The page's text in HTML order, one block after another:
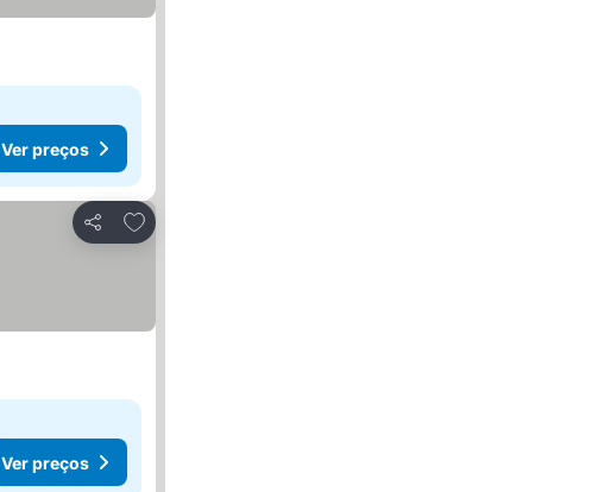
Ver preços
Partilhar
Adicionar aos favoritos
Ver preços